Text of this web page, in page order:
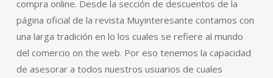
compra online. Desde la sección de descuentos de la
página oficial de la revista Muyinteresante contamos con
una larga tradición en lo los cuales se refiere al mundo
del comercio on the web. Por eso tenemos la capacidad
de asesorar a todos nuestros usuarios de cuales